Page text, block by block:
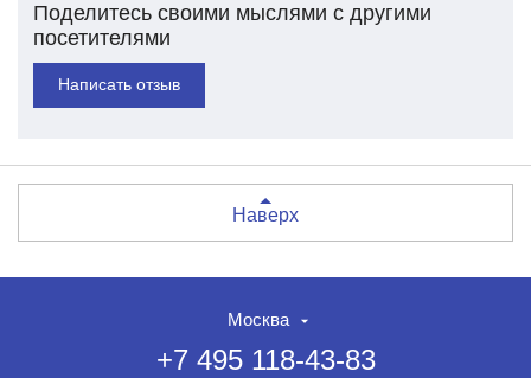
Поделитесь своими мыслями с другими
посетителями
Написать отзыв
Наверх
Москва
+7 495 118-43-83